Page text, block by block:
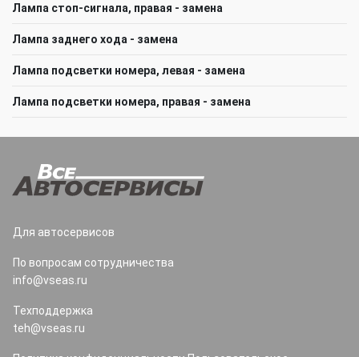
Лампа стоп-сигнала, правая - замена
Лампа заднего хода - замена
Лампа подсветки номера, левая - замена
Лампа подсветки номера, правая - замена
Для автосервисов
По вопросам сотрудничества
info@vseas.ru
Техподдержка
teh@vseas.ru